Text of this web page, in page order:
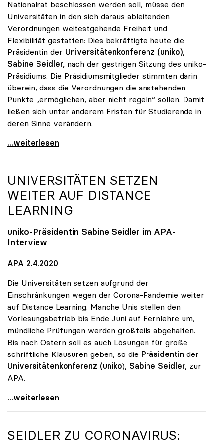
Nationalrat beschlossen werden soll, müsse den
Universitäten in den sich daraus ableitenden
Verordnungen weitestgehende Freiheit und
Flexibilität gestatten: Dies bekräftigte heute die
Präsidentin der Universitätenkonferenz (uniko),
Sabine Seidler, nach der gestrigen Sitzung des uniko-
Präsidiums. Die Präsidiumsmitglieder stimmten darin
überein, dass die Verordnungen die anstehenden
Punkte „ermöglichen, aber nicht regeln“ sollen. Damit
ließen sich unter anderem Fristen für Studierende in
deren Sinne verändern.
Seidler: Verordnungsermächtigung soll Handlungen
...weiterlesen
UNIVERSITÄTEN SETZEN
WEITER AUF DISTANCE
LEARNING
uniko-Präsidentin Sabine Seidler im APA-
Interview
APA 2.4.2020
Die Universitäten setzen aufgrund der
Einschränkungen wegen der Corona-Pandemie weiter
auf Distance Learning. Manche Unis stellen den
Vorlesungsbetrieb bis Ende Juni auf Fernlehre um,
mündliche Prüfungen werden großteils abgehalten.
Bis nach Ostern soll es auch Lösungen für große
schriftliche Klausuren geben, so die Präsidentin der
Universitätenkonferenz (uniko), Sabine Seidler, zur
APA.
Universitäten setzen weiter auf Distance Learning
...weiterlesen
SEIDLER ZU CORONAVIRUS: